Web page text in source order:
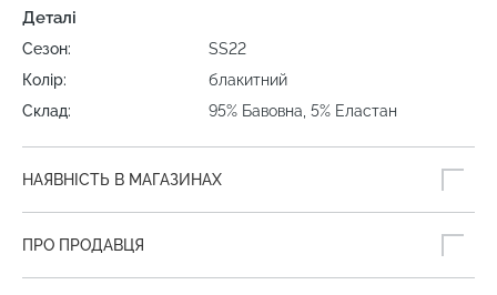
Деталі
Сезон:
SS22
Колір:
блакитний
Склад:
95% Бавовна, 5% Еластан
НАЯВНІСТЬ В МАГАЗИНАХ
ПРО ПРОДАВЦЯ